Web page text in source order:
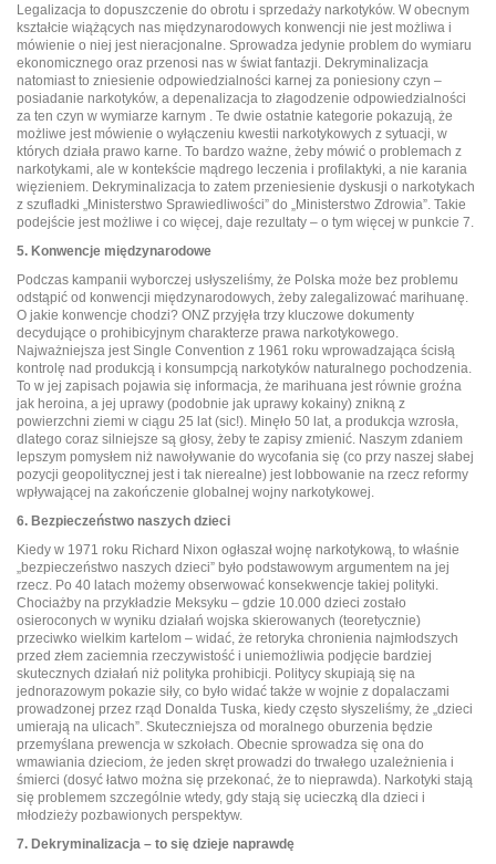
Legalizacja to dopuszczenie do obrotu i sprzedaży narkotyków. W obecnym
kształcie wiążących nas międzynarodowych konwencji nie jest możliwa i
mówienie o niej jest nieracjonalne. Sprowadza jedynie problem do wymiaru
ekonomicznego oraz przenosi nas w świat fantazji. Dekryminalizacja
natomiast to zniesienie odpowiedzialności karnej za poniesiony czyn –
posiadanie narkotyków, a depenalizacja to złagodzenie odpowiedzialności
za ten czyn w wymiarze karnym . Te dwie ostatnie kategorie pokazują, że
możliwe jest mówienie o wyłączeniu kwestii narkotykowych z sytuacji, w
których działa prawo karne. To bardzo ważne, żeby mówić o problemach z
narkotykami, ale w kontekście mądrego leczenia i profilaktyki, a nie karania
więzieniem. Dekryminalizacja to zatem przeniesienie dyskusji o narkotykach
z szufladki „Ministerstwo Sprawiedliwości” do „Ministerstwo Zdrowia”. Takie
podejście jest możliwe i co więcej, daje rezultaty – o tym więcej w punkcie 7.
5. Konwencje międzynarodowe
Podczas kampanii wyborczej usłyszeliśmy, że Polska może bez problemu
odstąpić od konwencji międzynarodowych, żeby zalegalizować marihuanę.
O jakie konwencje chodzi? ONZ przyjęła trzy kluczowe dokumenty
decydujące o prohibicyjnym charakterze prawa narkotykowego.
Najważniejsza jest Single Convention z 1961 roku wprowadzająca ścisłą
kontrolę nad produkcją i konsumpcją narkotyków naturalnego pochodzenia.
To w jej zapisach pojawia się informacja, że marihuana jest równie groźna
jak heroina, a jej uprawy (podobnie jak uprawy kokainy) znikną z
powierzchni ziemi w ciągu 25 lat (sic!). Minęło 50 lat, a produkcja wzrosła,
dlatego coraz silniejsze są głosy, żeby te zapisy zmienić. Naszym zdaniem
lepszym pomysłem niż nawoływanie do wycofania się (co przy naszej słabej
pozycji geopolitycznej jest i tak nierealne) jest lobbowanie na rzecz reformy
wpływającej na zakończenie globalnej wojny narkotykowej.
6. Bezpieczeństwo naszych dzieci
Kiedy w 1971 roku Richard Nixon ogłaszał wojnę narkotykową, to właśnie
„bezpieczeństwo naszych dzieci” było podstawowym argumentem na jej
rzecz. Po 40 latach możemy obserwować konsekwencje takiej polityki.
Chociażby na przykładzie Meksyku – gdzie 10.000 dzieci zostało
osieroconych w wyniku działań wojska skierowanych (teoretycznie)
przeciwko wielkim kartelom – widać, że retoryka chronienia najmłodszych
przed złem zaciemnia rzeczywistość i uniemożliwia podjęcie bardziej
skutecznych działań niż polityka prohibicji. Politycy skupiają się na
jednorazowym pokazie siły, co było widać także w wojnie z dopalaczami
prowadzonej przez rząd Donalda Tuska, kiedy często słyszeliśmy, że „dzieci
umierają na ulicach”. Skuteczniejsza od moralnego oburzenia będzie
przemyślana prewencja w szkołach. Obecnie sprowadza się ona do
wmawiania dzieciom, że jeden skręt prowadzi do trwałego uzależnienia i
śmierci (dosyć łatwo można się przekonać, że to nieprawda). Narkotyki stają
się problemem szczególnie wtedy, gdy stają się ucieczką dla dzieci i
młodzieży pozbawionych perspektyw.
7. Dekryminalizacja – to się dzieje naprawdę